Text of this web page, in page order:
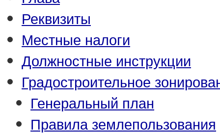
Реквизиты
Местные налоги
Должностные инструкции
Градостроительное
Генеральный план
Правила землепользования